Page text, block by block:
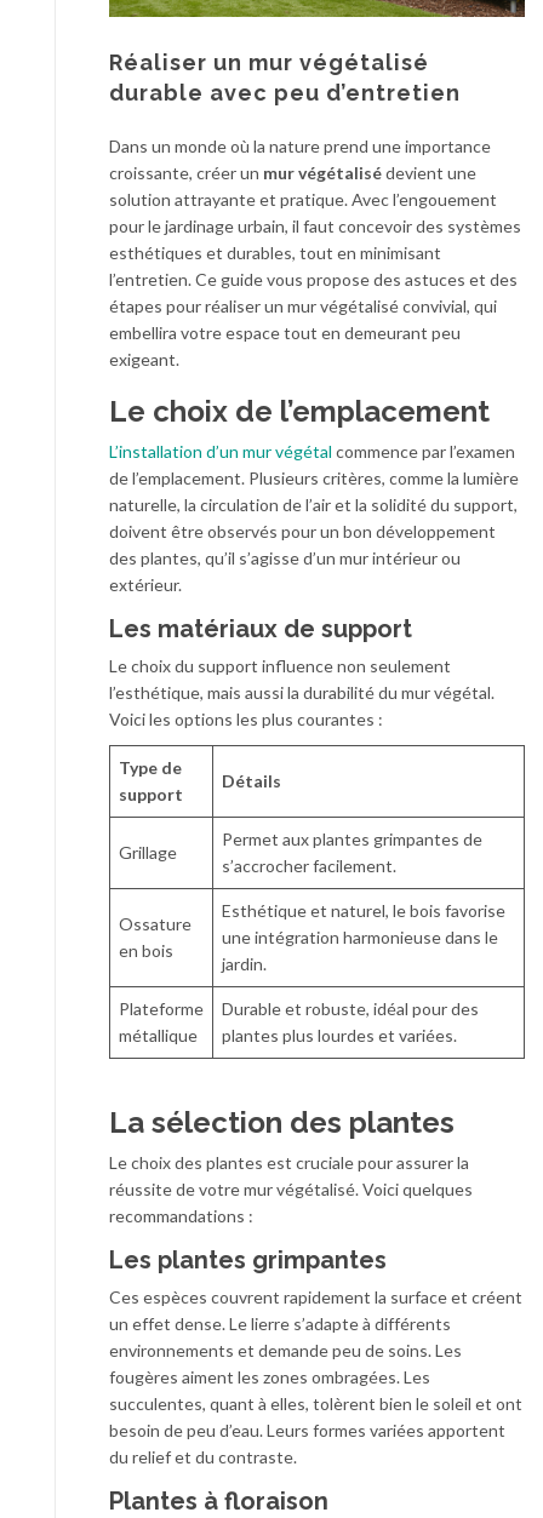
Réaliser un mur végétalisé
durable avec peu d’entretien
Dans un monde où la nature prend une importance
croissante, créer un mur végétalisédevient une
solution attrayante et pratique. Avec l’engouement
pour le jardinage urbain, il faut concevoir des systèmes
esthétiques et durables, tout en minimisant
l’entretien. Ce guide vous propose des astuces et des
étapes pour réaliser un mur végétalisé convivial, qui
embellira votre espace tout en demeurant peu
exigeant.
Le choix de l’emplacement
L’installation d’un mur végétal commence par l’examen
de l’emplacement. Plusieurs critères, comme la lumière
naturelle, la circulation de l’air et la solidité du support,
doivent être observés pour un bon développement
des plantes, qu’il s’agisse d’un mur intérieur ou
extérieur.
Les matériaux de support
Le choix du support influence non seulement
l’esthétique, mais aussi la durabilité du mur végétal.
Voici les options les plus courantes :
Type de
support
Détails
Grillage
Permet aux plantes grimpantes de
s’accrocher facilement.
Ossature
en bois
Esthétique et naturel, le bois favorise
une intégration harmonieuse dans le
jardin.
Plateforme
métallique
Durable et robuste, idéal pour des
plantes plus lourdes et variées.
La sélection des plantes
Le choix des plantes est cruciale pour assurer la
réussite de votre mur végétalisé. Voici quelques
recommandations :
Les plantes grimpantes
Ces espèces couvrent rapidement la surface et créent
un effet dense. Le lierre s’adapte à différents
environnements et demande peu de soins. Les
fougères aiment les zones ombragées. Les
succulentes, quant à elles, tolèrent bien le soleil et ont
besoin de peu d’eau. Leurs formes variées apportent
du relief et du contraste.
Plantes à floraison